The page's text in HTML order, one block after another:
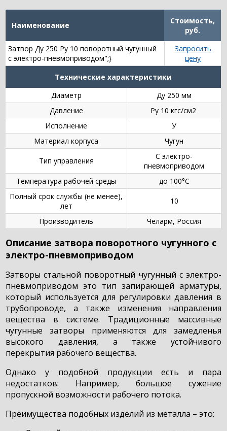
Наименование
Стоимость,
руб.
Затвор Ду 250 Ру 10 поворотный чугунный
с электро-пневмоприводом";}
Запросить
цену
Технические характеристики
Диаметр
Ду 250 мм
Давление
Ру 10 кгс/см2
Исполнение
У
Материал корпуса
Чугун
Тип управления
С электро-
пневмоприводом
Температура рабочей среды
до 100°С
Полный срок службы (не менее),
лет
10
Производитель Челарм, Россия
Описание затвора поворотного чугунного с
электро-пневмоприводом
Затворы стальной поворотный чугунный с электро-
пневмоприводом это тип запирающей арматуры,
который используется для регулировки давления в
трубопроводе, а также изменения направления
вещества в системе. Традиционные массивные
чугунные затворы применяются для замедленья
высокого давления, а также устойчивого
перекрытия рабочего вещества.
Однако у подобной продукции есть и пара
недостатков: Например, большое сужение
пропускной возможности рабочего потока.
Преимущества подобных изделий из металла – это: